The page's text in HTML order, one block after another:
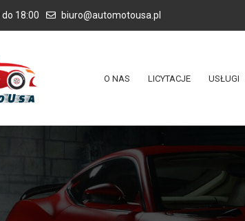
do 18:00 biuro@automotousa.pl
O NAS LICYTACJE USŁUGI